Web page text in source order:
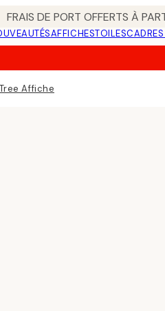
FRAIS DE PORT OFFERTS À
AFFICHESTOILES
Affiche